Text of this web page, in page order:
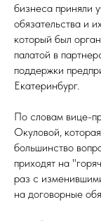
бизнеса приняли
обязательства и
который был
палатой в
поддержки
Екатеринбург.
По словам вице-
Окуловой,
большинство
приходят на
раз с
на договорные